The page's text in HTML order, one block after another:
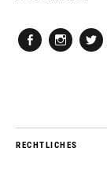
RECHTLICHES